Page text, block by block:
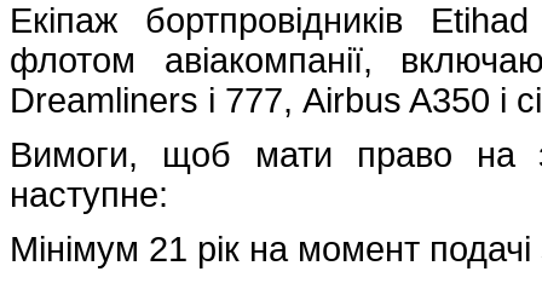
Екіпаж бортпровідників
флотом авіакомпанії,
Dreamliners і 777, Airbus A350 і
Вимоги, щоб мати право на
наступне:
Мінімум 21 рік на момент